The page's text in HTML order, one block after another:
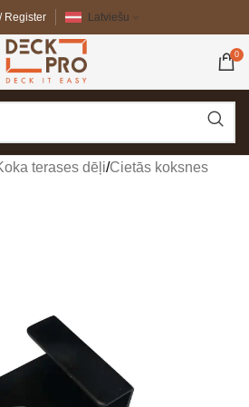
Register Latviešu
0
terases dēļi/Cietās koksnes